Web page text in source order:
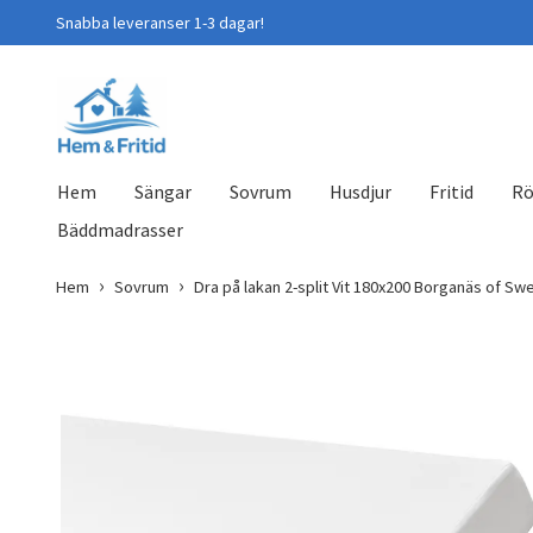
Snabba leveranser 1-3 dagar!
Hem Sängar Sovrum Husdjur Fritid
Bäddmadrasser
Hem Sovrum Dra på lakan 2-split Vit 180x200 Borganäs of